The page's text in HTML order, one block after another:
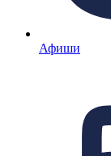
Афиши